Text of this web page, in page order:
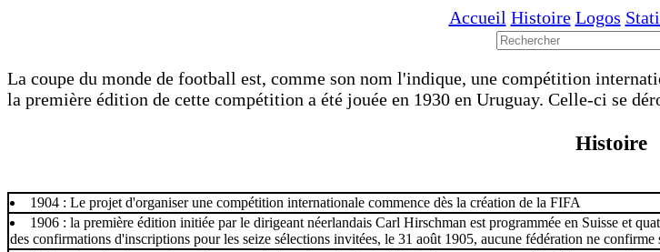
Accueil Histoire Logos
La coupe du monde de football est, comme son nom l'indique, une compétition
la première édition de cette compétition a été jouée en 1930 en Uruguay. Celle-ci se
Histoire
1904 : Le projet d'organiser une compétition internationale commence dès la création de la FIFA
1906 : la première édition initiée par le dirigeant néerlandais Carl Hirschman est programmée en Suisse et
des confirmations d'inscriptions pour les seize sélections invitées, le 31 août 1905, aucune fédération ne